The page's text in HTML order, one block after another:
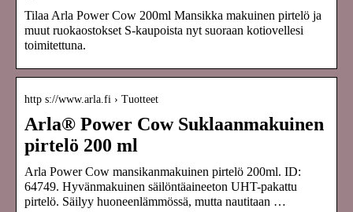
Tilaa Arla Power Cow 200ml Mansikka makuinen pirtelö ja
muut ruokaostokset S-kaupoista nyt suoraan kotiovellesi
toimitettuna.
http s://www.arla.fi › Tuotteet
Arla® Power Cow Suklaanmakuinen
pirtelö 200 ml
Arla Power Cow mansikanmakuinen pirtelö 200ml. ID:
64749. Hyvänmakuinen säilöntäaineeton UHT-pakattu
pirtelö. Säilyy huoneenlämmössä, mutta nautitaan …